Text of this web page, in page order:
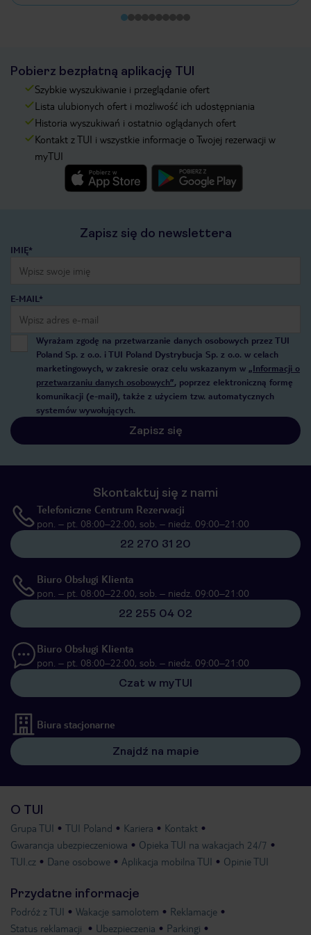
Pobierz bezpłatną aplikację TUI
Szybkie wyszukiwanie i przeglądanie ofert
Lista ulubionych ofert i możliwość ich udostępniania
Historia wyszukiwań i ostatnio oglądanych ofert
Kontakt z TUI i wszystkie informacje o Twojej rezerwacji w
myTUI
Zapisz się do newslettera
IMIĘ*
E-MAIL*
Wyrażam zgodę na przetwarzanie danych osobowych przez TUI
Poland Sp. z o.o. i TUI Poland Dystrybucja Sp. z o.o. w celach
marketingowych, w zakresie oraz celu wskazanym w „Informacji o
przetwarzaniu danych osobowych”, poprzez elektroniczną formę
komunikacji (e-mail), także z użyciem tzw. automatycznych
systemów wywołujących.
Zapisz się
Skontaktuj się z nami
Telefoniczne Centrum Rezerwacji
pon. – pt. 08:00–22:00, sob. – niedz. 09:00–21:00
22 270 31 20
Biuro Obsługi Klienta
pon. – pt. 08:00–22:00, sob. – niedz. 09:00–21:00
22 255 04 02
Biuro Obsługi Klienta
pon. – pt. 08:00–22:00, sob. – niedz. 09:00–21:00
Czat w myTUI
Biura stacjonarne
Znajdź na mapie
O TUI
Grupa TUI TUI Poland Kariera
Kontakt
Gwarancja ubezpieczeniowa
Opieka TUI na wakacjach 24/7
TUI.cz
Dane osobowe Aplikacja mobilna TUI Opinie TUI
Przydatne informacje
Podróż z TUI Wakacje samolotem
Reklamacje
Status reklamacji
Ubezpieczenia Parkingi